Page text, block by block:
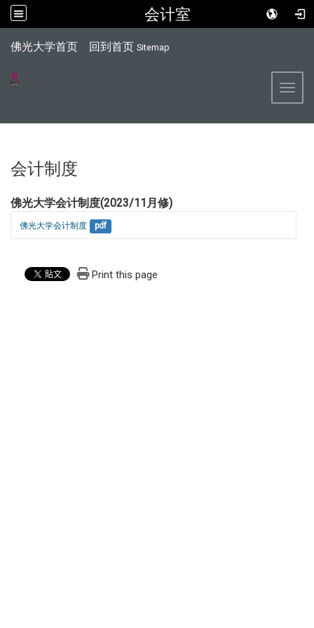
会计室
佛光大学首页 回到首页 Sitemap
会计制度
佛光大学会计制度(2023/11月修)
佛光大学会计制度 pdf
Print this page